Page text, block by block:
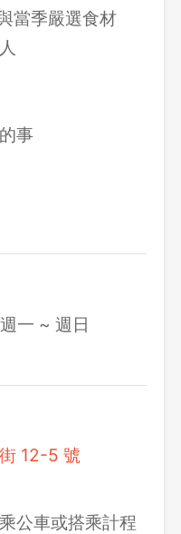
當季嚴選食材
事
週一 ~ 週日
12-5 號
公車或搭乘計程